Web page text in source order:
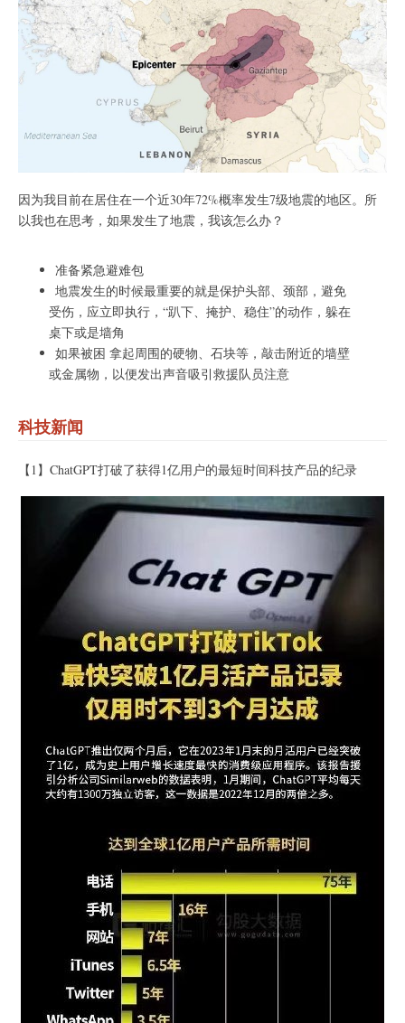
因为我目前在居住在一个近30年72%概率发生7级地震的地区。所
以我也在思考，如果发生了地震，我该怎么办？
准备紧急避难包
地震发生的时候最重要的就是保护头部、颈部，避免
受伤，应立即执行，“趴下、掩护、稳住”的动作，躲在
桌下或是墙角
如果被困 拿起周围的硬物、石块等，敲击附近的墙壁
或金属物，以便发出声音吸引救援队员注意
科技新闻
【1】ChatGPT打破了获得1亿用户的最短时间科技产品的纪录